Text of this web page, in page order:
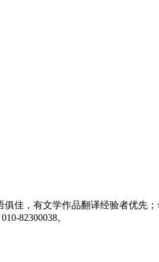
佳，有文学作品翻译经验者优先
82300038。